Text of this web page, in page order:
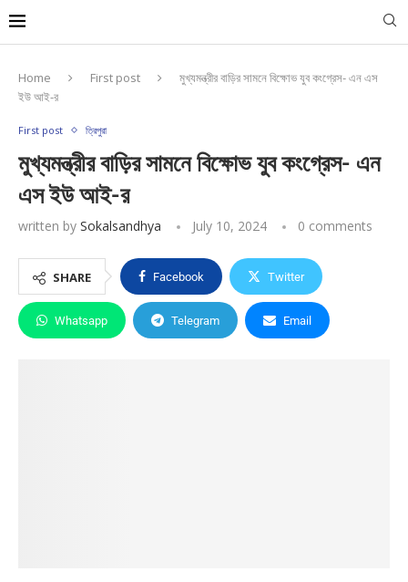
Home First post
মুখ্যমন্ত্রীর বাড়ির সামনে বিক্ষোভ যুব কংগ্রেস- এন এস
ইউ আই-র
First post ত্রিপুরা
মুখ্যমন্ত্রীর বাড়ির সামনে বিক্ষোভ যুব কংগ্রেস- এন
এস ইউ আই-র
written by Sokalsandhya July 10, 2024 0 comments
SHARE Facebook Twitter
Whatsapp Telegram Email